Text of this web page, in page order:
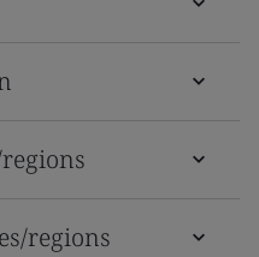
regions